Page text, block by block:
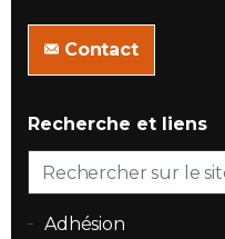
Contact
Recherche et liens
Adhésion